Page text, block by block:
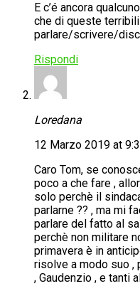
E c’é ancora
che di queste
parlare/scrivere/
Rispondi
Loredana
12 Marzo 2019 at
Caro Tom, se
poco a che fare ,
solo perchè il
parlarne ?? , ma mi
parlare del fatto al
perchè non militare
primavera è in
risolve a modo suo ,
, Gaudenzio , e tanti